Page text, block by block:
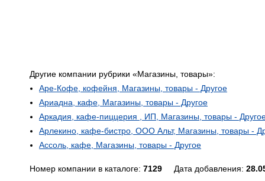
Другие компании рубрики «Магазины, товары»:
Аре-Кофе, кофейня, Магазины, товары - Другое
Ариадна, кафе, Магазины, товары - Другое
Аркадия, кафе-пиццерия , ИП, Магазины, товары -
Арлекино, кафе-бистро, ООО Альт, Магазины, товары -
Ассоль, кафе, Магазины, товары - Другое
Номер компании в каталоге: 7129 Дата добавления: